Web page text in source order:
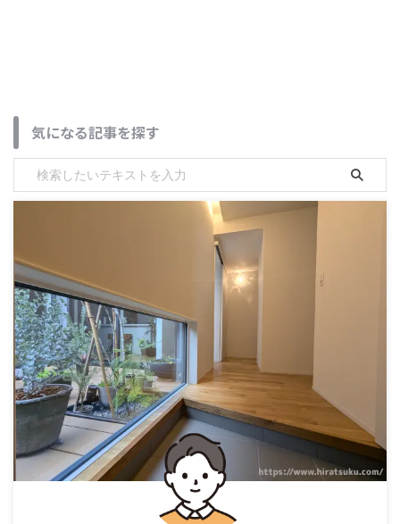
気になる記事を探す